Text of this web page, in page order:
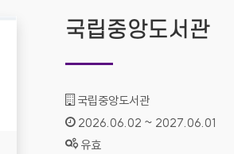
국립중앙도서관
기관명 :
국립중앙도서관
인증기간 :
2026.06.02 ~ 2027.06.01
상태 :
유효